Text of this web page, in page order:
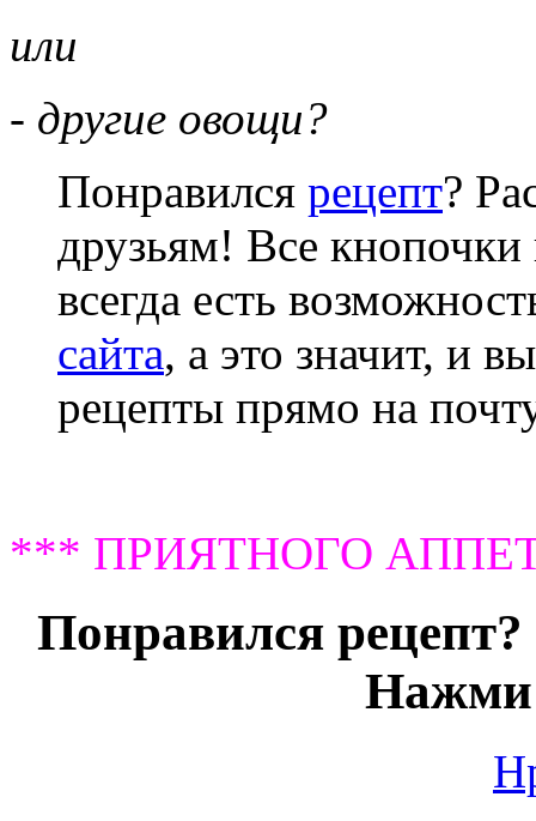
или
- другие овощи?
Понравился рецепт?
друзьям! Все кнопочки
всегда есть
сайта, а это значит, и
рецепты прямо на
*** ПРИЯТНОГО
Понравился
Нажми